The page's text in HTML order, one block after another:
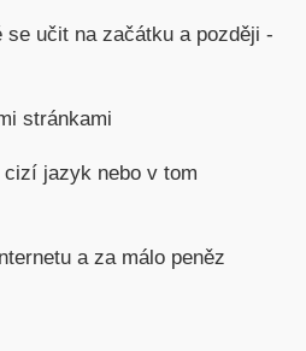
učit na začátku a později -
stránkami
jazyk nebo v tom
a za málo peněz